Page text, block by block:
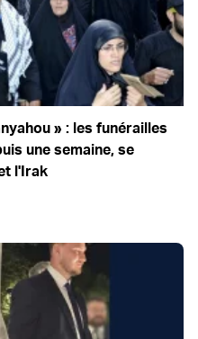
» : les funérailles
une semaine, se
l'Irak